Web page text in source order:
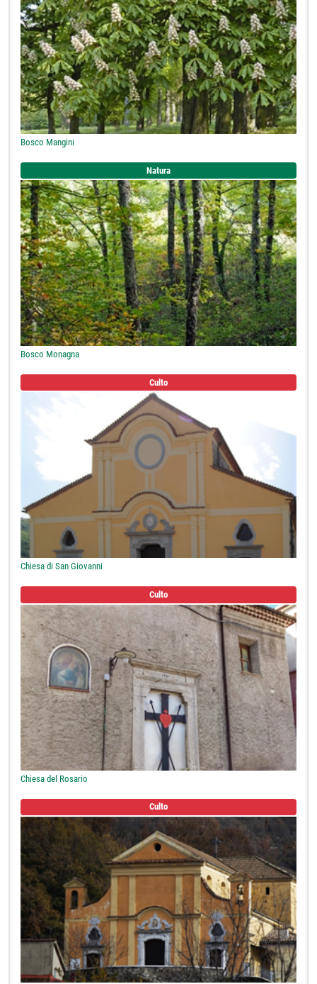
Bosco Mangini
Natura
Bosco Monagna
Culto
Chiesa di San Giovanni
Culto
Chiesa del Rosario
Culto